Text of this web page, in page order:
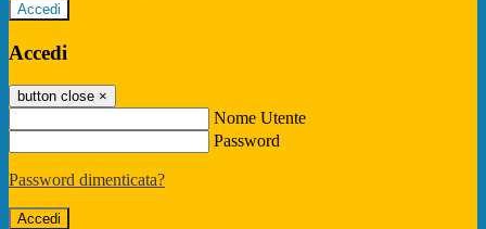
Accedi
Accedi
button close ×
Nome Utente
Password
Password dimenticata?